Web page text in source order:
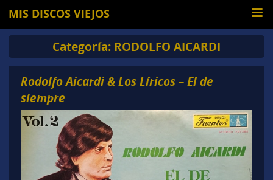
MIS DISCOS VIEJOS
Categoría: RODOLFO AICARDI
Rodolfo Aicardi & Los Líricos – El de
siempre